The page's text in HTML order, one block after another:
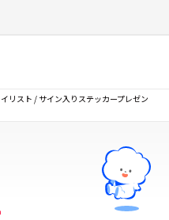
イリスト / サイン入りステッカープレゼン